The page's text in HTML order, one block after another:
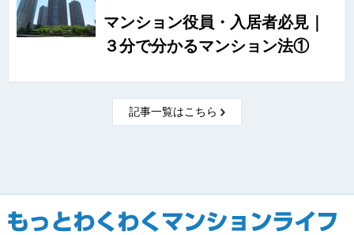
マンション役員・入居者必見｜
３分で分かるマンション法①
記事一覧はこちら